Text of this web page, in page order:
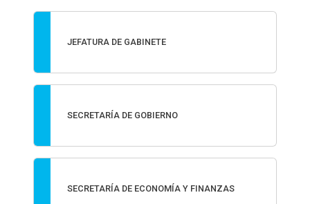
JEFATURA DE GABINETE
SECRETARÍA DE GOBIERNO
SECRETARÍA DE ECONOMÍA Y FINANZAS